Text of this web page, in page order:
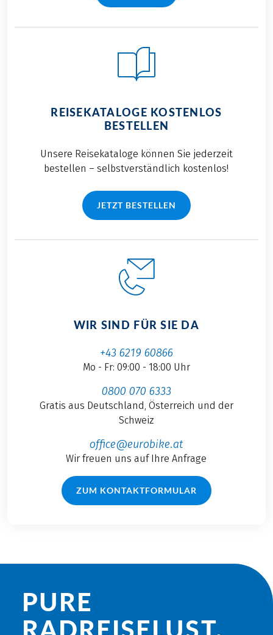
REISEKATALOGE KOSTENLOS
BESTELLEN
Unsere Reisekataloge können Sie jederzeit
bestellen – selbstverständlich kostenlos!
JETZT BESTELLEN
WIR SIND FÜR SIE DA
+43 6219 60866
Mo - Fr: 09:00 - 18:00 Uhr
0800 070 6333
Gratis aus Deutschland, Österreich und der
Schweiz
office@eurobike.at
Wir freuen uns auf Ihre Anfrage
ZUM KONTAKTFORMULAR
PURE